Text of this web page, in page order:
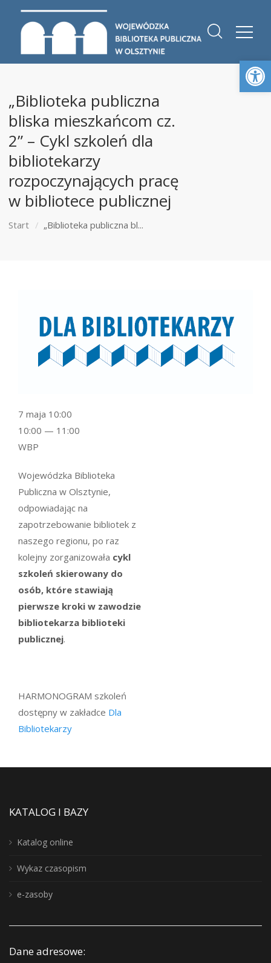
„Biblioteka publiczna
bliska mieszkańcom cz.
2” – Cykl szkoleń dla
bibliotekarzy
rozpoczynających pracę
w bibliotece publicznej
Start „Biblioteka publiczna bl...
Wojewódzka Biblioteka
Publiczna w Olsztynie,
odpowiadając na
zapotrzebowanie bibliotek z
naszego regionu, po raz
kolejny zorganizowała cykl
szkoleń skierowany do
osób, które stawiają
pierwsze kroki w zawodzie
bibliotekarza biblioteki
publicznej.
HARMONOGRAM szkoleń
dostępny w zakładce Dla
Bibliotekarzy
7 maja 10:00
10:00 — 11:00
WBP
KATALOG I BAZY
Katalog online
Wykaz czasopism
e-zasoby
Dane adresowe: